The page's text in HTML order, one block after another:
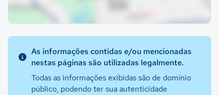
As informações contidas e/ou mencionadas
nestas páginas são utilizadas legalmente.
Todas as informações exibidas são de domínio
público, podendo ter sua autenticidade